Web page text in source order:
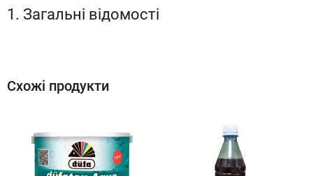
1. Загальні відомості
Схожі продукти